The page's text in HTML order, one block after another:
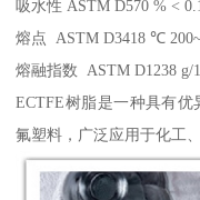
吸水性 ASTM D570 % <
熔点 ASTM D3418 ℃
熔融指数 ASTM D1238 g/
ECTFE树脂是一种具有
氟塑料，广泛应用于化工